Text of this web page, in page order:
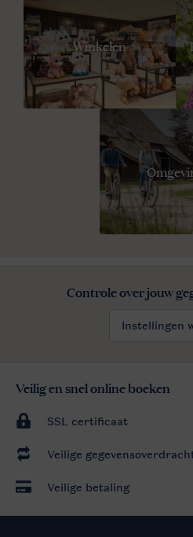
Winkelen
Controle over jouw
Instellingen
Veilig en snel online boeken
SSL certificaat
Veilige
Veilige betaling